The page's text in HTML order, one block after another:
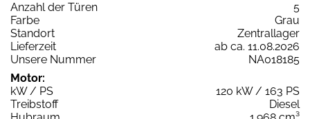
Anzahl der Türen
5
Farbe
Grau
Standort
Zentrallager
Lieferzeit
ab ca. 11.08.2026
Unsere Nummer
NA018185
Motor:
kW / PS
120 kW / 163 PS
Treibstoff
Diesel